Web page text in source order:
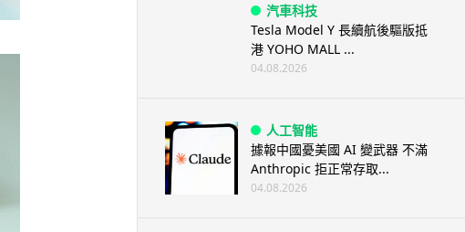
汽車科技
Tesla Model Y 長續航後驅版抵
港 YOHO MALL ...
04.08.2026
人工智能
據報中國憂美國 AI 變武器 不滿
Anthropic 拒正常存取...
04.08.2026